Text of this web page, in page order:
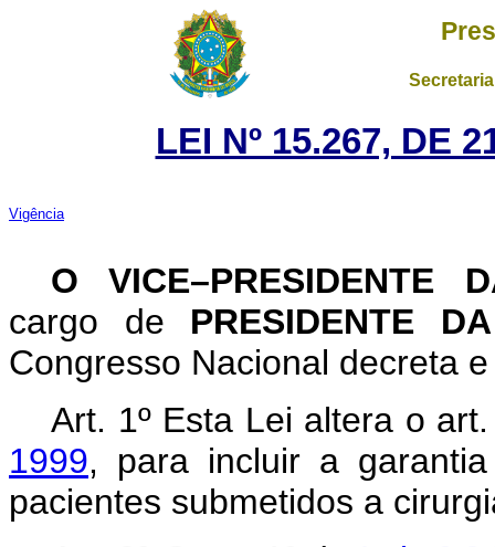
LEI Nº 15.267, DE
Vigência
O VICE–PRESIDENTE
cargo de PRESIDENTE
Congresso Nacional decreta
Art. 1º Esta Lei altera o
1999, para incluir a
pacientes submetidos a